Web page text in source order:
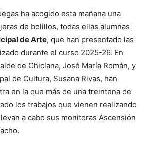
ha acogido esta mañana una
de bolillos, todas ellas alumnas
de Arte, que han presentado las
durante el curso 2025-26. En
de Chiclana, José María Román, y
de Cultura, Susana Rivas, han
en la que más de una treintena de
los trabajos que vienen realizando
a cabo sus monitoras Ascensión